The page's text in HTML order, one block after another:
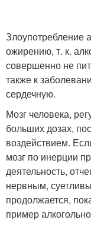
Злоупотребление
ожирению, т. к.
совершенно не
также к
сердечную.
Мозг человека,
больших дозах,
воздействием.
мозг по инерции
деятельность,
нервным,
продолжается,
пример